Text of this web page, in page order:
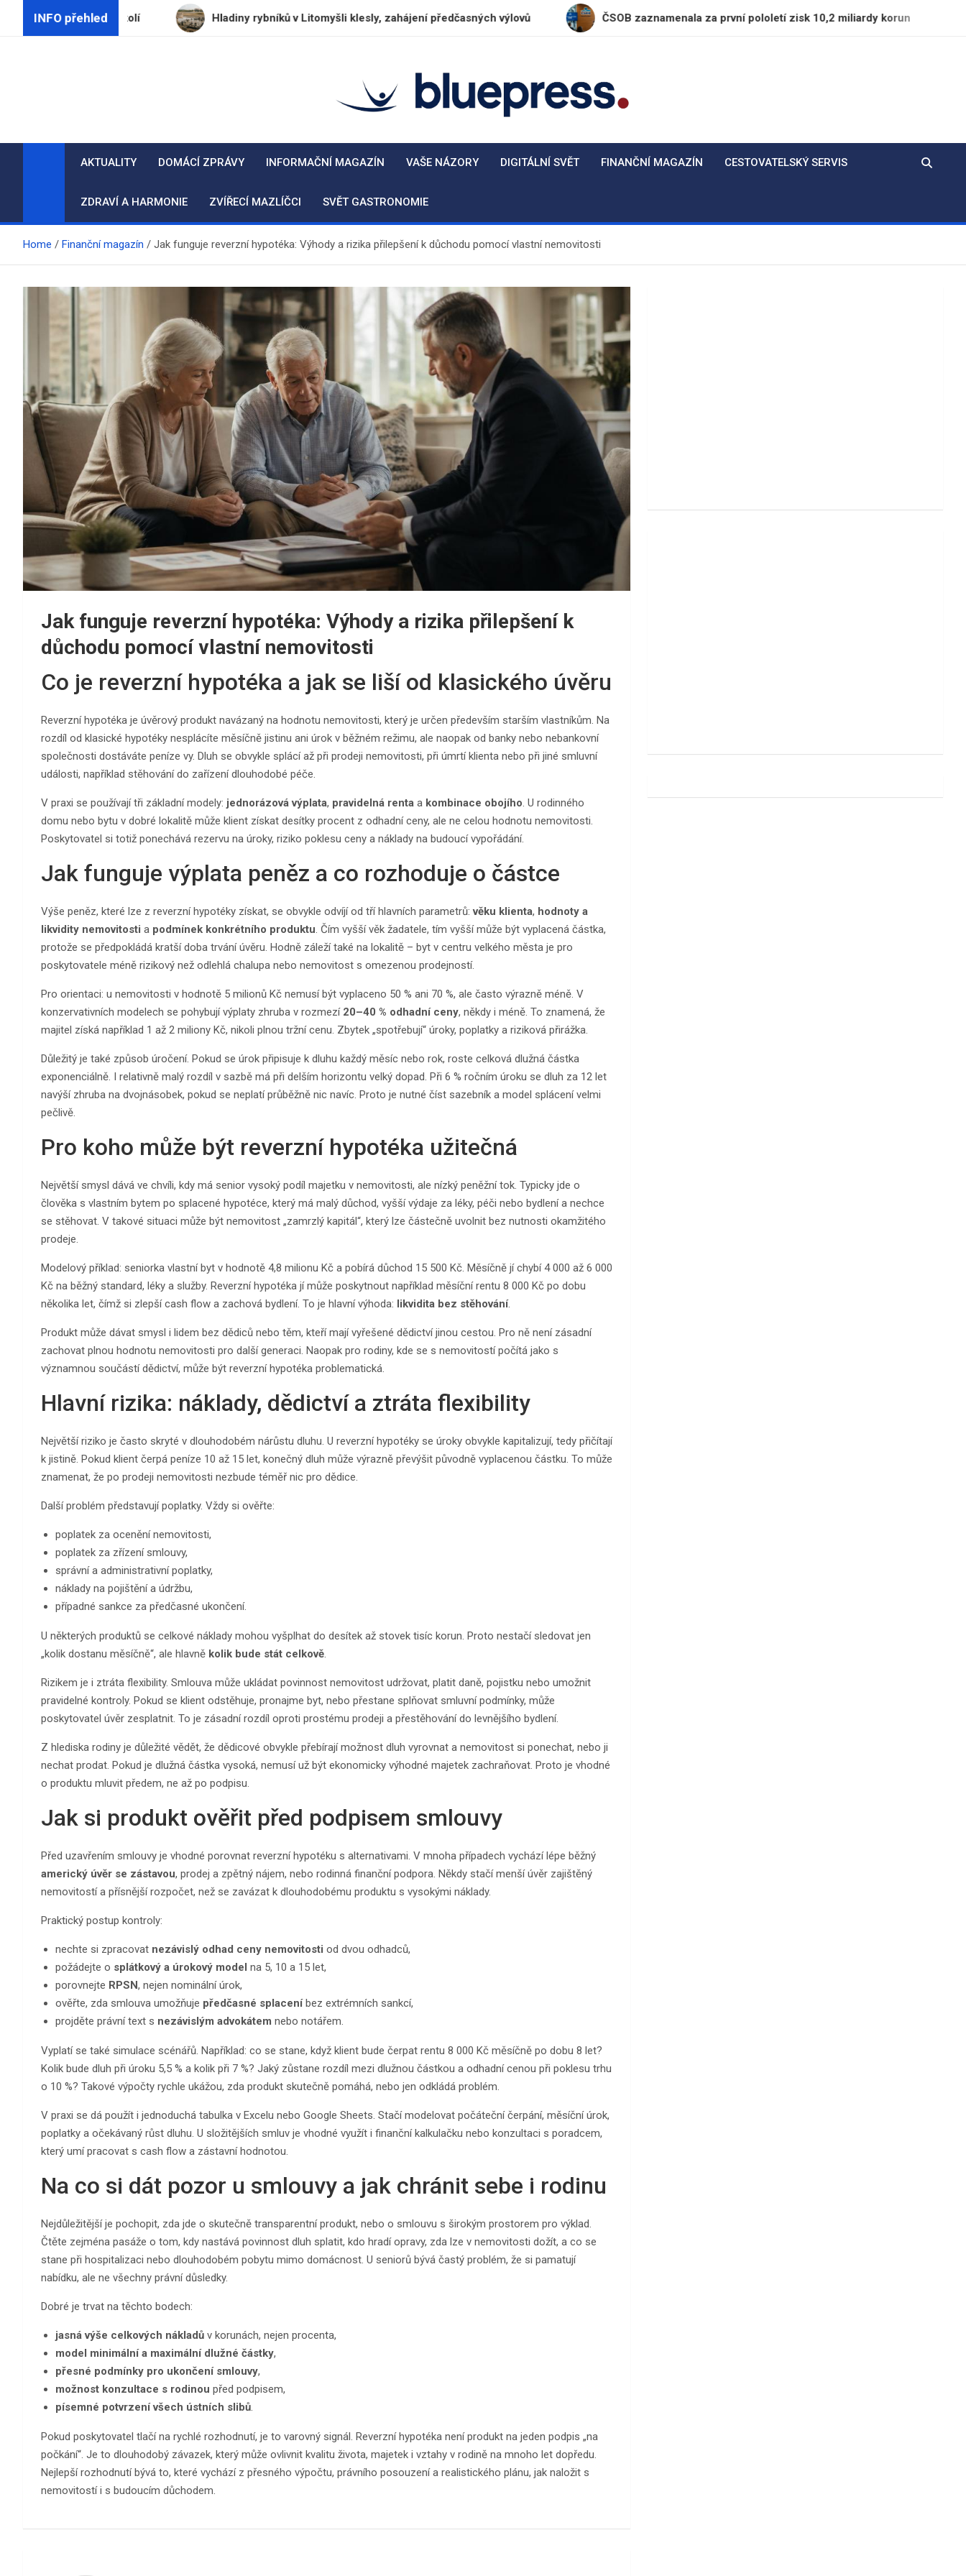
INFO přehled
je jeho okolí Hladiny rybníků v Litomyšli klesly, zahájení předčasných výlovů ČSOB zaznamenala za první pololetí zisk 10,2 miliardy korun
BluePress.cz
AKTUALITY DOMÁCÍ ZPRÁVY INFORMAČNÍ MAGAZÍN VAŠE NÁZORY DIGITÁLNÍ SVĚT FINANČNÍ MAGAZÍN CESTOVATELSKÝ SERVIS
ZDRAVÍ A HARMONIE ZVÍŘECÍ MAZLÍČCI SVĚT GASTRONOMIE
Home Finanční magazín Jak funguje reverzní hypotéka: Výhody a rizika přilepšení k důchodu pomocí vlastní nemovitosti
Jak funguje reverzní hypotéka: Výhody a rizika přilepšení k
důchodu pomocí vlastní nemovitosti
Co je reverzní hypotéka a jak se liší od klasického úvěru
Reverzní hypotéka je úvěrový produkt navázaný na hodnotu nemovitosti, který je určen především starším vlastníkům. Na
rozdíl od klasické hypotéky nesplácíte měsíčně jistinu ani úrok v běžném režimu, ale naopak od banky nebo nebankovní
společnosti dostáváte peníze vy. Dluh se obvykle splácí až při prodeji nemovitosti, při úmrtí klienta nebo při jiné smluvní
události, například stěhování do zařízení dlouhodobé péče.
V praxi se používají tři základní modely: jednorázová výplata, pravidelná renta a kombinace obojího. U rodinného
domu nebo bytu v dobré lokalitě může klient získat desítky procent z odhadní ceny, ale ne celou hodnotu nemovitosti.
Poskytovatel si totiž ponechává rezervu na úroky, riziko poklesu ceny a náklady na budoucí vypořádání.
Jak funguje výplata peněz a co rozhoduje o částce
Výše peněz, které lze z reverzní hypotéky získat, se obvykle odvíjí od tří hlavních parametrů:věku klienta, hodnoty a
likvidity nemovitosti a podmínek konkrétního produktu. Čím vyšší věk žadatele, tím vyšší může být vyplacená částka,
protože se předpokládá kratší doba trvání úvěru. Hodně záleží také na lokalitě – byt v centru velkého města je pro
poskytovatele méně rizikový než odlehlá chalupa nebo nemovitost s omezenou prodejností.
Pro orientaci: u nemovitosti v hodnotě 5 milionů Kč nemusí být vyplaceno 50 % ani 70 %, ale často výrazně méně. V
konzervativních modelech se pohybují výplaty zhruba v rozmezí 20–40 % odhadní ceny, někdy i méně. To znamená, že
majitel získá například 1 až 2 miliony Kč, nikoli plnou tržní cenu. Zbytek „spotřebují“ úroky, poplatky a riziková přirážka.
Důležitý je také způsob úročení. Pokud se úrok připisuje k dluhu každý měsíc nebo rok, roste celková dlužná částka
exponenciálně. I relativně malý rozdíl v sazbě má při delším horizontu velký dopad. Při 6 % ročním úroku se dluh za 12 let
navýší zhruba na dvojnásobek, pokud se neplatí průběžně nic navíc. Proto je nutné číst sazebník a model splácení velmi
pečlivě.
Pro koho může být reverzní hypotéka užitečná
Největší smysl dává ve chvíli, kdy má senior vysoký podíl majetku v nemovitosti, ale nízký peněžní tok. Typicky jde o
člověka s vlastním bytem po splacené hypotéce, který má malý důchod, vyšší výdaje za léky, péči nebo bydlení a nechce
se stěhovat. V takové situaci může být nemovitost „zamrzlý kapitál“, který lze částečně uvolnit bez nutnosti okamžitého
prodeje.
Modelový příklad: seniorka vlastní byt v hodnotě 4,8 milionu Kč a pobírá důchod 15 500 Kč. Měsíčně jí chybí 4 000 až 6 000
Kč na běžný standard, léky a služby. Reverzní hypotéka jí může poskytnout například měsíční rentu 8 000 Kč po dobu
několika let, čímž si zlepší cash flow a zachová bydlení. To je hlavní výhoda: likvidita bez stěhování.
Produkt může dávat smysl i lidem bez dědiců nebo těm, kteří mají vyřešené dědictví jinou cestou. Pro ně není zásadní
zachovat plnou hodnotu nemovitosti pro další generaci. Naopak pro rodiny, kde se s nemovitostí počítá jako s
významnou součástí dědictví, může být reverzní hypotéka problematická.
Hlavní rizika: náklady, dědictví a ztráta flexibility
Největší riziko je často skryté v dlouhodobém nárůstu dluhu. U reverzní hypotéky se úroky obvykle kapitalizují, tedy přičítají
k jistině. Pokud klient čerpá peníze 10 až 15 let, konečný dluh může výrazně převýšit původně vyplacenou částku. To může
znamenat, že po prodeji nemovitosti nezbude téměř nic pro dědice.
Další problém představují poplatky. Vždy si ověřte:
poplatek za ocenění nemovitosti,
poplatek za zřízení smlouvy,
správní a administrativní poplatky,
náklady na pojištění a údržbu,
případné sankce za předčasné ukončení.
U některých produktů se celkové náklady mohou vyšplhat do desítek až stovek tisíc korun. Proto nestačí sledovat jen
„kolik dostanu měsíčně“, ale hlavně kolik bude stát celkově.
Rizikem je i ztráta flexibility. Smlouva může ukládat povinnost nemovitost udržovat, platit daně, pojistku nebo umožnit
pravidelné kontroly. Pokud se klient odstěhuje, pronajme byt, nebo přestane splňovat smluvní podmínky, může
poskytovatel úvěr zesplatnit. To je zásadní rozdíl oproti prostému prodeji a přestěhování do levnějšího bydlení.
Z hlediska rodiny je důležité vědět, že dědicové obvykle přebírají možnost dluh vyrovnat a nemovitost si ponechat, nebo ji
nechat prodat. Pokud je dlužná částka vysoká, nemusí už být ekonomicky výhodné majetek zachraňovat. Proto je vhodné
o produktu mluvit předem, ne až po podpisu.
Jak si produkt ověřit před podpisem smlouvy
Před uzavřením smlouvy je vhodné porovnat reverzní hypotéku s alternativami. V mnoha případech vychází lépe běžný
americký úvěr se zástavou, prodej a zpětný nájem, nebo rodinná finanční podpora. Někdy stačí menší úvěr zajištěný
nemovitostí a přísnější rozpočet, než se zavázat k dlouhodobému produktu s vysokými náklady.
Praktický postup kontroly:
nechte si zpracovat nezávislý odhad ceny nemovitosti od dvou odhadců,
požádejte o splátkový a úrokový model na 5, 10 a 15 let,
porovnejte RPSN, nejen nominální úrok,
ověřte, zda smlouva umožňuje předčasné splaceníbez extrémních sankcí,
projděte právní text s nezávislým advokátem nebo notářem.
Vyplatí se také simulace scénářů. Například: co se stane, když klient bude čerpat rentu 8 000 Kč měsíčně po dobu 8 let?
Kolik bude dluh při úroku 5,5 % a kolik při 7 %? Jaký zůstane rozdíl mezi dlužnou částkou a odhadní cenou při poklesu trhu
o 10 %? Takové výpočty rychle ukážou, zda produkt skutečně pomáhá, nebo jen odkládá problém.
V praxi se dá použít i jednoduchá tabulka v Excelu nebo Google Sheets. Stačí modelovat počáteční čerpání, měsíční úrok,
poplatky a očekávaný růst dluhu. U složitějších smluv je vhodné využít i finanční kalkulačku nebo konzultaci s poradcem,
který umí pracovat s cash flow a zástavní hodnotou.
Na co si dát pozor u smlouvy a jak chránit sebe i rodinu
Nejdůležitější je pochopit, zda jde o skutečně transparentní produkt, nebo o smlouvu s širokým prostorem pro výklad.
Čtěte zejména pasáže o tom, kdy nastává povinnost dluh splatit, kdo hradí opravy, zda lze v nemovitosti dožít, a co se
stane při hospitalizaci nebo dlouhodobém pobytu mimo domácnost. U seniorů bývá častý problém, že si pamatují
nabídku, ale ne všechny právní důsledky.
Dobré je trvat na těchto bodech:
jasná výše celkových nákladů v korunách, nejen procenta,
model minimální a maximální dlužné částky,
přesné podmínky pro ukončení smlouvy,
možnost konzultace s rodinou před podpisem,
písemné potvrzení všech ústních slibů.
Pokud poskytovatel tlačí na rychlé rozhodnutí, je to varovný signál. Reverzní hypotéka není produkt na jeden podpis „na
počkání“. Je to dlouhodobý závazek, který může ovlivnit kvalitu života, majetek i vztahy v rodině na mnoho let dopředu.
Nejlepší rozhodnutí bývá to, které vychází z přesného výpočtu, právního posouzení a realistického plánu, jak naložit s
nemovitostí i s budoucím důchodem.